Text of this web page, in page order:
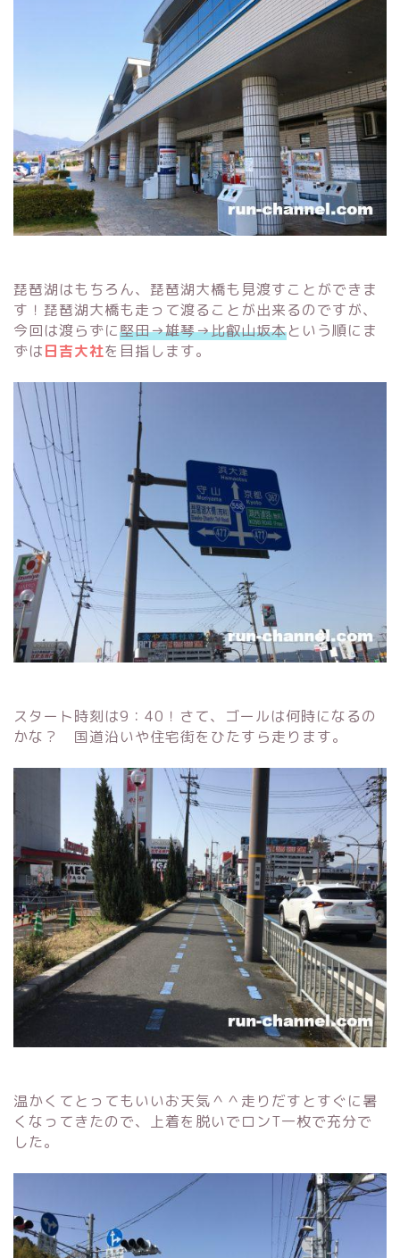
琵琶湖はもちろん、琵琶湖大橋も見渡すことができま
す！琵琶湖大橋も走って渡ることが出来るのですが、
今回は渡らずに堅田→雄琴→比叡山坂本という順にま
ずは日吉大社を目指します。
スタート時刻は9：40！さて、ゴールは何時になるの
かな？ 国道沿いや住宅街をひたすら走ります。
温かくてとってもいいお天気＾＾走りだすとすぐに暑
くなってきたので、上着を脱いでロンT一枚で充分で
した。